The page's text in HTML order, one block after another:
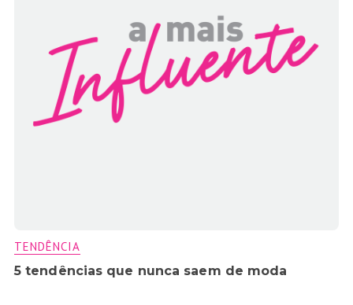
TENDÊNCIA
5 tendências que nunca saem de moda